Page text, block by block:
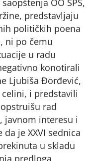
predstavljaju
političkih poena
ni po čemu
u radu
konotirali
Ljubiša Đorđević,
celini, i predstavili
rad
javnom interesu i
je XXVI sednica
u skladu
predloga